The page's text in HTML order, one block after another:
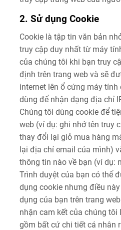
2. Sử dụng Cookie
Cookie là tập tin văn bản
truy cập duy nhất từ máy
của chúng tôi khi bạn truy
định trên trang web và sẽ
internet lên ổ cứng máy
dùng để nhận dạng địa chỉ
Chúng tôi dùng cookie để
web (ví dụ: ghi nhớ tên truy
thay đổi lại giỏ mua hàng
lại địa chỉ email của mình)
thông tin nào về bạn (ví dụ:
Trình duyệt của bạn có thể
dụng cookie nhưng điều
dụng của bạn trên trang
nhận cam kết của chúng tôi
gồm bất cứ chi tiết cá nhân